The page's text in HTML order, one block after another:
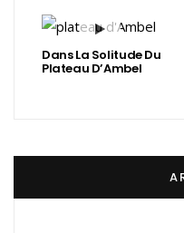
Dans La Solitude Du
Plateau D’Ambel